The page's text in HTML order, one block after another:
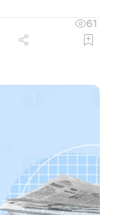
а з 1
61